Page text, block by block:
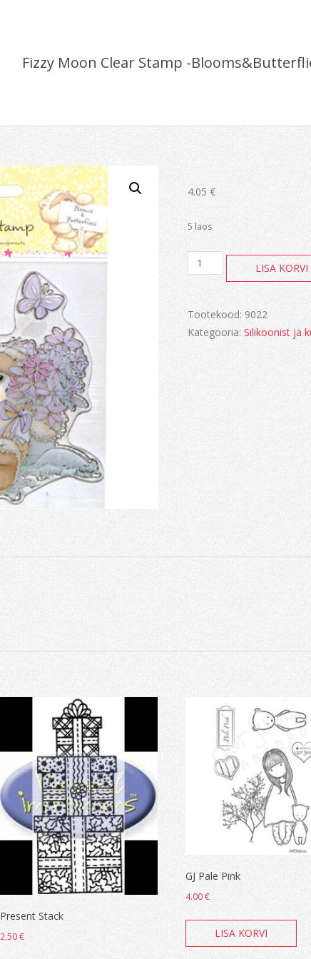
Fizzy Moon Clear Stamp -
4.05 €
5 laos
Fizzy
Moon
-
Blooms&Butterflies
kogus
LISA KORVI
Tootekood: 9022
Kategooria: Silikoonist ja
Present Stack
2.50€
GJ Pale Pink
4.00€
LISA KORVI